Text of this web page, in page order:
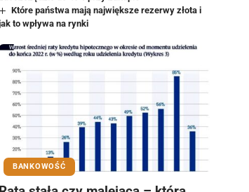
Które państwa mają największe rezerwy złota i
to wpływa na rynki
BANKOWOŚĆ